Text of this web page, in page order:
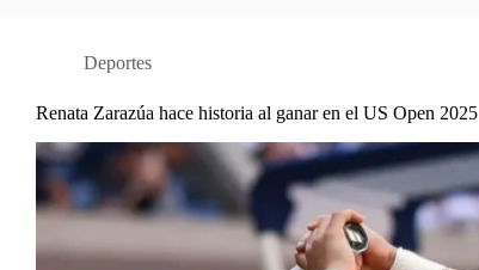
Deportes
Renata Zarazúa hace historia al ganar en el US Open 2025